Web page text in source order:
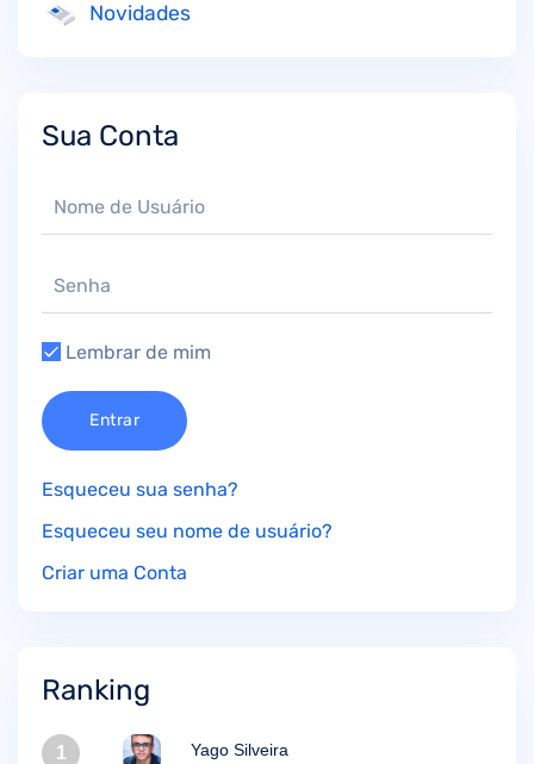
Novidades
Sua Conta
Lembrar de mim
Entrar
Esqueceu sua senha?
Esqueceu seu nome de usuário?
Criar uma Conta
Ranking
1 Yago Silveira